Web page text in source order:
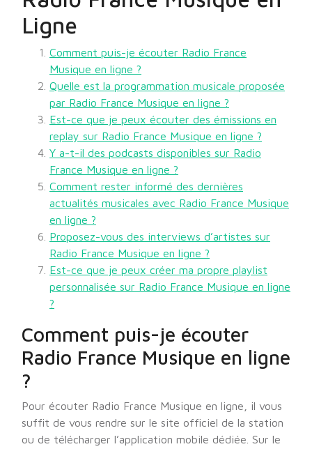
Ligne
Comment puis-je écouter Radio France
Musique en ligne ?
Quelle est la programmation musicale proposée
par Radio France Musique en ligne ?
Est-ce que je peux écouter des émissions en
replay sur Radio France Musique en ligne ?
Y a-t-il des podcasts disponibles sur Radio
France Musique en ligne ?
Comment rester informé des dernières
actualités musicales avec Radio France Musique
en ligne ?
Proposez-vous des interviews d’artistes sur
Radio France Musique en ligne ?
Est-ce que je peux créer ma propre playlist
personnalisée sur Radio France Musique en ligne
?
Comment puis-je écouter
Radio France Musique en ligne
?
Pour écouter Radio France Musique en ligne, il vous
suffit de vous rendre sur le site officiel de la station
ou de télécharger l’application mobile dédiée. Sur le